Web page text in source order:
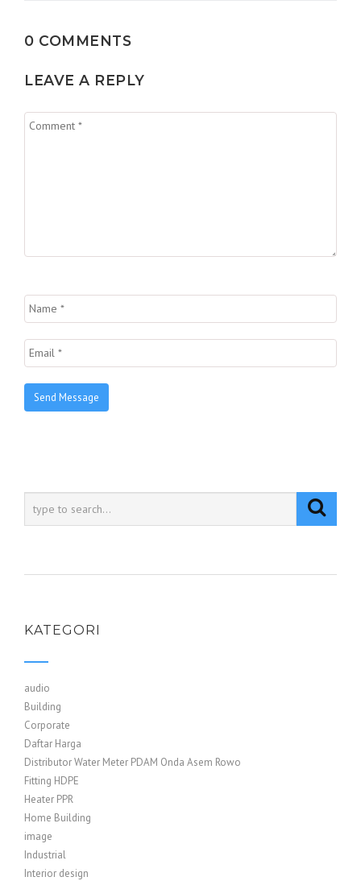
0 COMMENTS
LEAVE A REPLY
KATEGORI
audio
Building
Corporate
Daftar Harga
Distributor Water Meter PDAM Onda Asem Rowo
Fitting HDPE
Heater PPR
Home Building
image
Industrial
Interior design